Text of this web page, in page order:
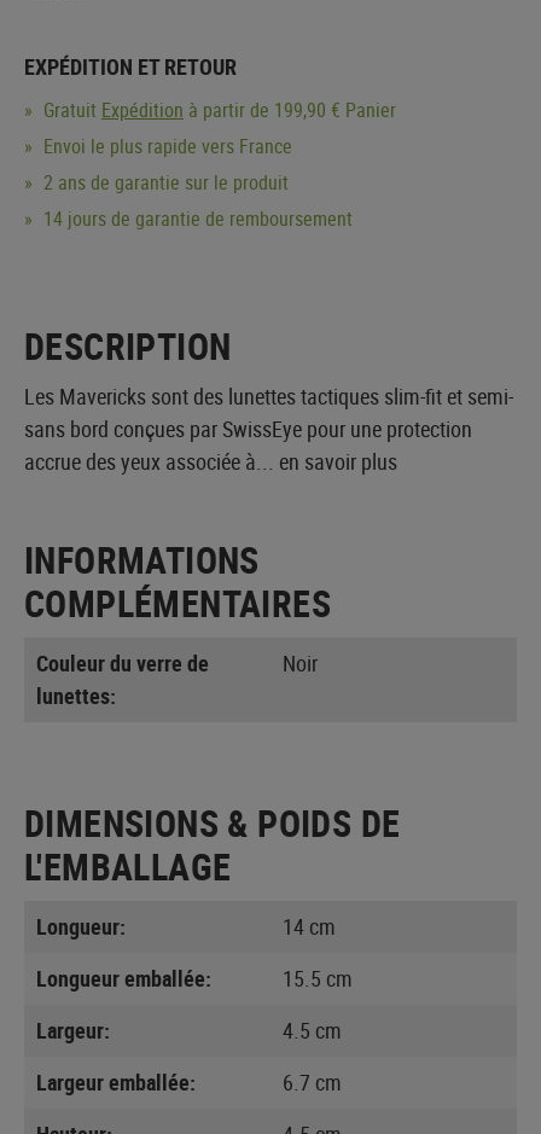
EXPÉDITION ET RETOUR
Gratuit Expédition à partir de 199,90 € Panier
Envoi le plus rapide vers France
2 ans de garantie sur le produit
14 jours de garantie de remboursement
DESCRIPTION
Les Mavericks sont des lunettes tactiques slim-fit et semi-
sans bord conçues par SwissEye pour une protection
accrue des yeux associée à... en savoir plus
INFORMATIONS
COMPLÉMENTAIRES
Couleur du verre de
lunettes:
Noir
DIMENSIONS & POIDS DE
L'EMBALLAGE
Longueur:
14 cm
Longueur emballée:
15.5 cm
Largeur:
4.5 cm
Largeur emballée:
6.7 cm